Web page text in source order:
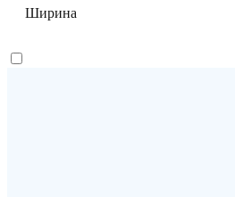
Ширина